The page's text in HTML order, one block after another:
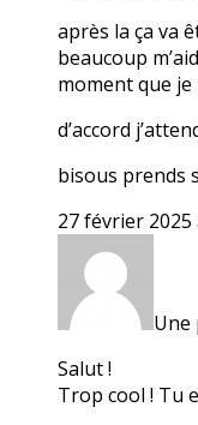
après la ça va
beaucoup
moment que je
d’accord
bisous prends
27 février 2025
Une
Salut !
Trop cool ! Tu